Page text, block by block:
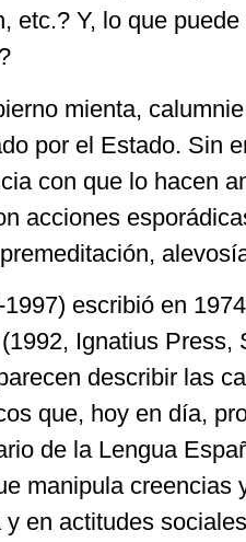
etc.? Y, lo que
mienta,
por el Estado. Sin
con que lo hacen
acciones
escribió en
Ignatius Press,
describir las
que, hoy en día,
de la Lengua
manipula creencias
en actitudes